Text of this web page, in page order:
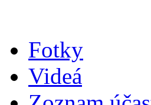
Fotky
Videá